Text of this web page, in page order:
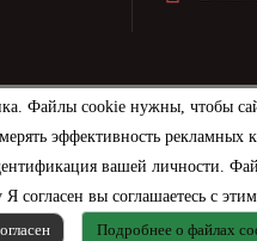
Файлы cookie нужны, чтобы
эффективность рекламных
вашей личности.
вы соглашаетесь с
Подробнее о файлах